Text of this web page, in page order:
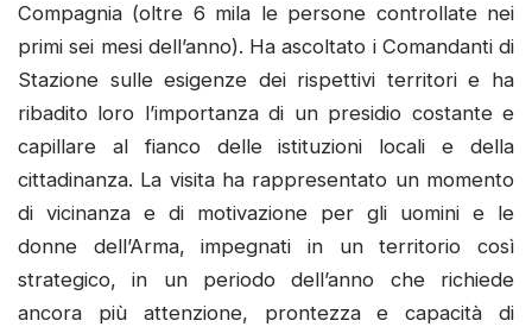
Compagnia (oltre 6 mila le persone controllate nei
primi sei mesi dell’anno). Ha ascoltato i Comandanti di
Stazione sulle esigenze dei rispettivi territori e ha
ribadito loro l’importanza di un presidio costante e
capillare al fianco delle istituzioni locali e della
cittadinanza. La visita ha rappresentato un momento
di vicinanza e di motivazione per gli uomini e le
donne dell’Arma, impegnati in un territorio così
strategico, in un periodo dell’anno che richiede
ancora più attenzione, prontezza e capacità di